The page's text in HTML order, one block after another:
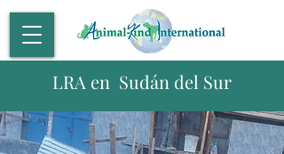
LRA en Sudán del Sur